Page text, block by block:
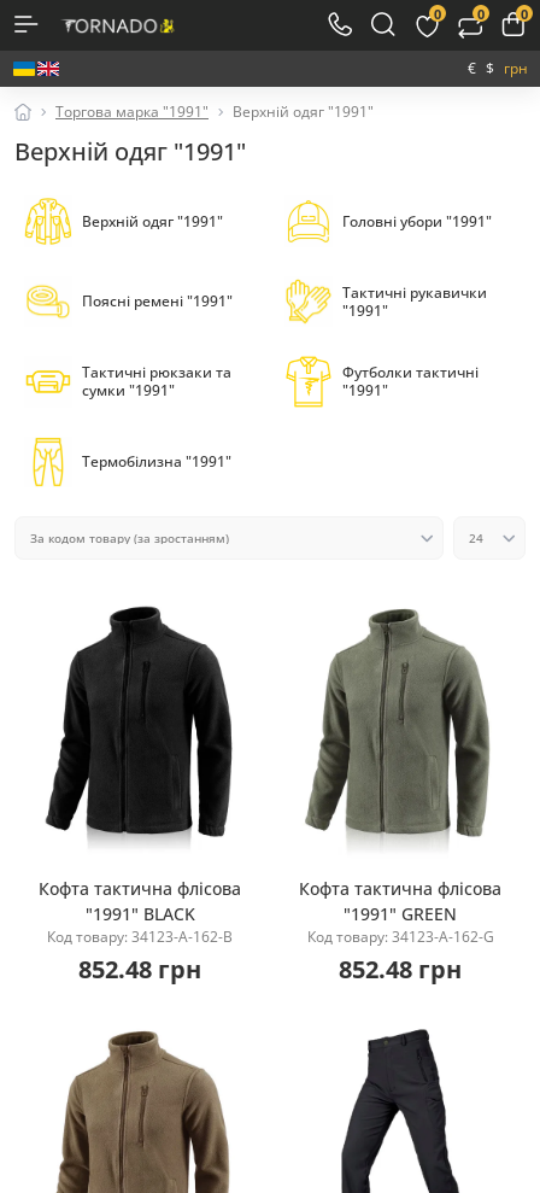
0 0 0
€ $ грн
Торгова марка "1991" Верхній одяг "1991"
Верхній одяг "1991"
Верхній одяг "1991" Головні убори "1991"
Поясні ремені "1991"
Тактичні рукавички
"1991"
Тактичні рюкзаки та
сумки "1991"
Футболки тактичні
"1991"
Термобілизна "1991"
Купити
Кофта тактична флісова
"1991" BLACK
Код товару: 34123-A-162-B
852.48 грн
Купити
Кофта тактична флісова
"1991" GREEN
Код товару: 34123-A-162-G
852.48 грн